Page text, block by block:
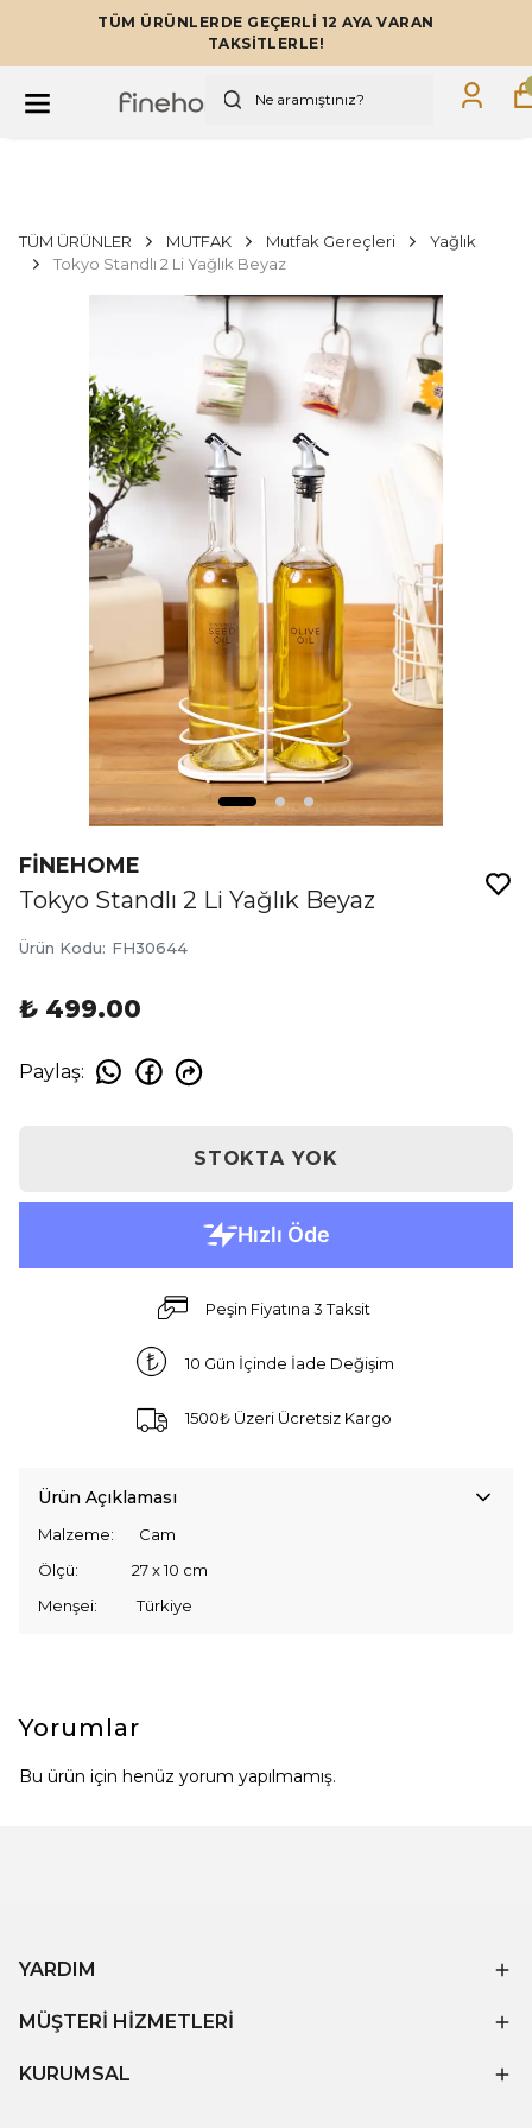
TÜM ÜRÜNLERDE GEÇERLİ 12 AYA VARAN
TAKSİTLERLE!
TÜM ÜRÜNLER MUTFAK Mutfak Gereçleri
Yağlık
Tokyo Standlı 2 Li Yağlık Beyaz
FİNEHOME
Tokyo Standlı 2 Li Yağlık Beyaz
Ürün Kodu: FH30644
₺ 499.00
Paylaş:
STOKTA YOK
Peşin Fiyatına 3 Taksit
10 Gün İçinde İade Değişim
1500₺ Üzeri Ücretsiz Kargo
Ürün Açıklaması
Malzeme: Cam
Ölçü: 27 x 10 cm
Menşei: Türkiye
Yorumlar
Bu ürün için henüz yorum yapılmamış.
YARDIM
MÜŞTERİ HİZMETLERİ
KURUMSAL